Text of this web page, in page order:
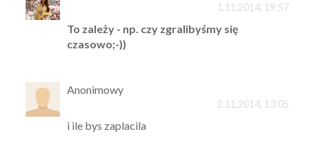
1.11.2014, 19:57
To zależy - np. czy zgralibyśmy się
czasowo;-))
Anonimowy
2.11.2014, 13:05
i ile bys zaplacila